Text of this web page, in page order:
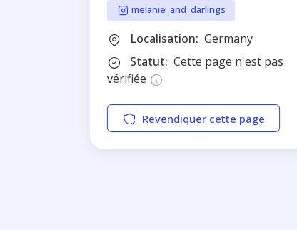
melanie_and_darlings
Localisation: Germany
Statut: Cette page n'est pas
vérifiée
Revendiquer cette page